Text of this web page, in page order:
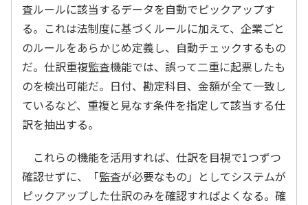
査ルールに該当するデータを自動でピックアップす
る。これは法制度に基づくルールに加えて、企業ごと
のルールをあらかじめ定義し、自動チェックするもの
だ。仕訳重複監査機能では、誤って二重に起票したも
のを検出可能だ。日付、勘定科目、金額が全て一致し
ているなど、重複と見なす条件を指定して該当する仕
訳を抽出する。
これらの機能を活用すれば、仕訳を目視で1つずつ
確認せずに、「監査が必要なもの」としてシステムが
ピックアップした仕訳のみを確認すればよくなる。確